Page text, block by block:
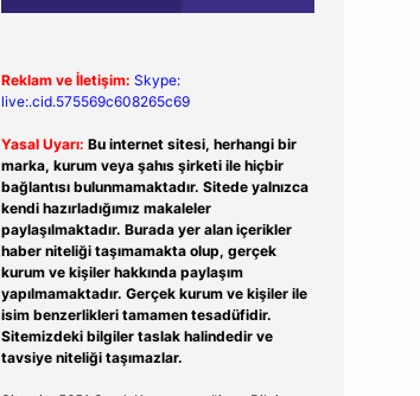
Reklam ve İletişim: Skype:
live:.cid.575569c608265c69
Yasal Uyarı: Bu internet sitesi, herhangi bir
marka, kurum veya şahıs şirketi ile hiçbir
bağlantısı bulunmamaktadır. Sitede yalnızca
kendi hazırladığımız makaleler
paylaşılmaktadır. Burada yer alan içerikler
haber niteliği taşımamakta olup, gerçek
kurum ve kişiler hakkında paylaşım
yapılmamaktadır. Gerçek kurum ve kişiler ile
isim benzerlikleri tamamen tesadüfidir.
Sitemizdeki bilgiler taslak halindedir ve
tavsiye niteliği taşımazlar.